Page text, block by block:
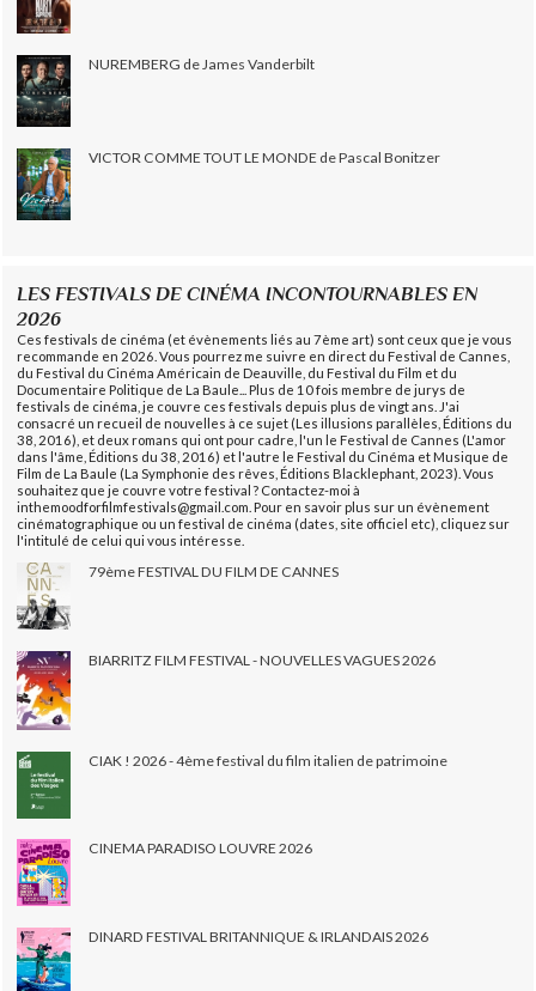
NUREMBERG de James Vanderbilt
VICTOR COMME TOUT LE MONDE de Pascal Bonitzer
LES FESTIVALS DE CINÉMA INCONTOURNABLES EN
2026
Ces festivals de cinéma (et évènements liés au 7ème art) sont ceux que je vous
recommande en 2026. Vous pourrez me suivre en direct du Festival de Cannes,
du Festival du Cinéma Américain de Deauville, du Festival du Film et du
Documentaire Politique de La Baule... Plus de 10 fois membre de jurys de
festivals de cinéma, je couvre ces festivals depuis plus de vingt ans. J'ai
consacré un recueil de nouvelles à ce sujet (Les illusions parallèles, Éditions du
38, 2016), et deux romans qui ont pour cadre, l'un le Festival de Cannes (L'amor
dans l'âme, Éditions du 38, 2016) et l'autre le Festival du Cinéma et Musique de
Film de La Baule (La Symphonie des rêves, Éditions Blacklephant, 2023). Vous
souhaitez que je couvre votre festival ? Contactez-moi à
inthemoodforfilmfestivals@gmail.com. Pour en savoir plus sur un évènement
cinématographique ou un festival de cinéma (dates, site officiel etc), cliquez sur
l'intitulé de celui qui vous intéresse.
79ème FESTIVAL DU FILM DE CANNES
BIARRITZ FILM FESTIVAL - NOUVELLES VAGUES 2026
CIAK ! 2026 - 4ème festival du film italien de patrimoine
CINEMA PARADISO LOUVRE 2026
DINARD FESTIVAL BRITANNIQUE & IRLANDAIS 2026